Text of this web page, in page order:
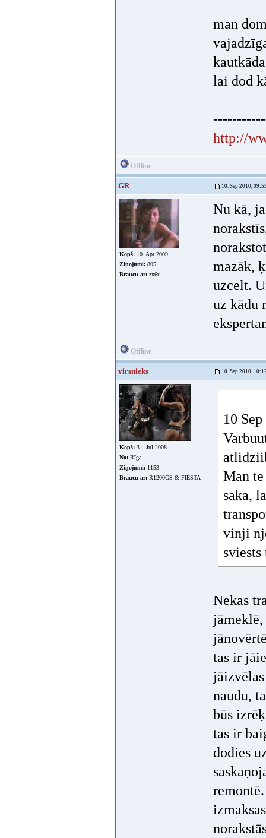
man
lai dod
http://
Offline
GR 10. Sep 2010,
Kopš: 10. Apr 2009
Ziņojumi: 805
Braucu ar: zx6r
Nu kā,
mazāk,
uzcelt.
uz kādu
Offline
virsnieks 10. Sep 2010,
Kopš: 31. Jul 2008
No: Rīga
Ziņojumi: 1153
Braucu ar: R1200GS & FIESTA
10
Man
saka,
vinji
Nekas
tas ir
naudu,
būs
tas ir
dodies